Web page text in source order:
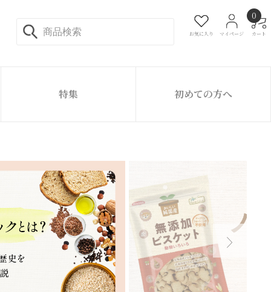
お気に入り マイページ カート
0
特集 初めての方へ